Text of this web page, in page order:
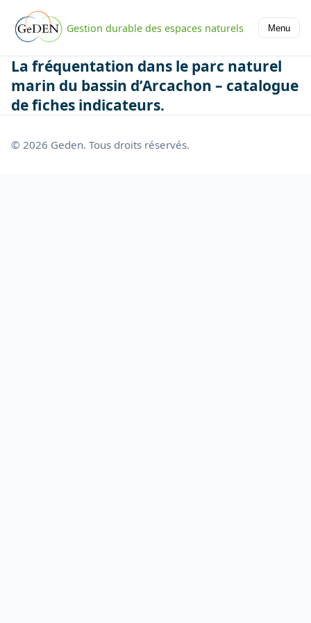
Gestion durable des espaces naturels Menu
La fréquentation dans le parc naturel
marin du bassin d’Arcachon – catalogue
de fiches indicateurs.
© 2026 Geden. Tous droits réservés.